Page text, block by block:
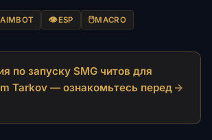
AIMBOT 👁️ESP 🖱️MACRO
по запуску SMG читов для
Tarkov — ознакомьтесь перед →